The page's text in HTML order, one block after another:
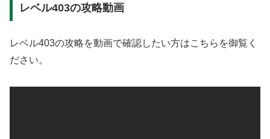
レベル403の攻略動画
レベル403の攻略を動画で確認したい方はこちらを御覧く
ださい。